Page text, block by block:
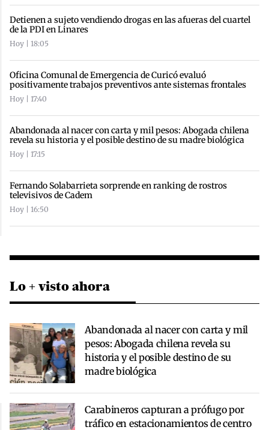
Detienen a sujeto vendiendo drogas en las afueras del cuartel
de la PDI en Linares
Hoy | 18:05
Oficina Comunal de Emergencia de Curicó evaluó
positivamente trabajos preventivos ante sistemas frontales
Hoy | 17:40
Abandonada al nacer con carta y mil pesos: Abogada chilena
revela su historia y el posible destino de su madre biológica
Hoy | 17:15
Fernando Solabarrieta sorprende en ranking de rostros
televisivos de Cadem
Hoy | 16:50
Lo + visto ahora
Abandonada al nacer con carta y mil
pesos: Abogada chilena revela su
historia y el posible destino de su
madre biológica
Carabineros capturan a prófugo por
tráfico en estacionamientos de centro